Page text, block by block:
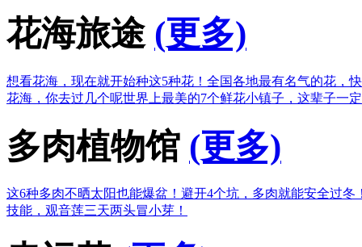
花海旅途 (更多)
想看花海，现在就开始种这5种花！ 全国各地最有名气的花，
花海，你去过几个呢世界上最美的7个鲜花小镇子，这辈子一
多肉植物馆 (更多)
这6种多肉不晒太阳也能爆盆！ 避开4个坑，多肉就能安全过冬
技能，观音莲三天两头冒小芽！